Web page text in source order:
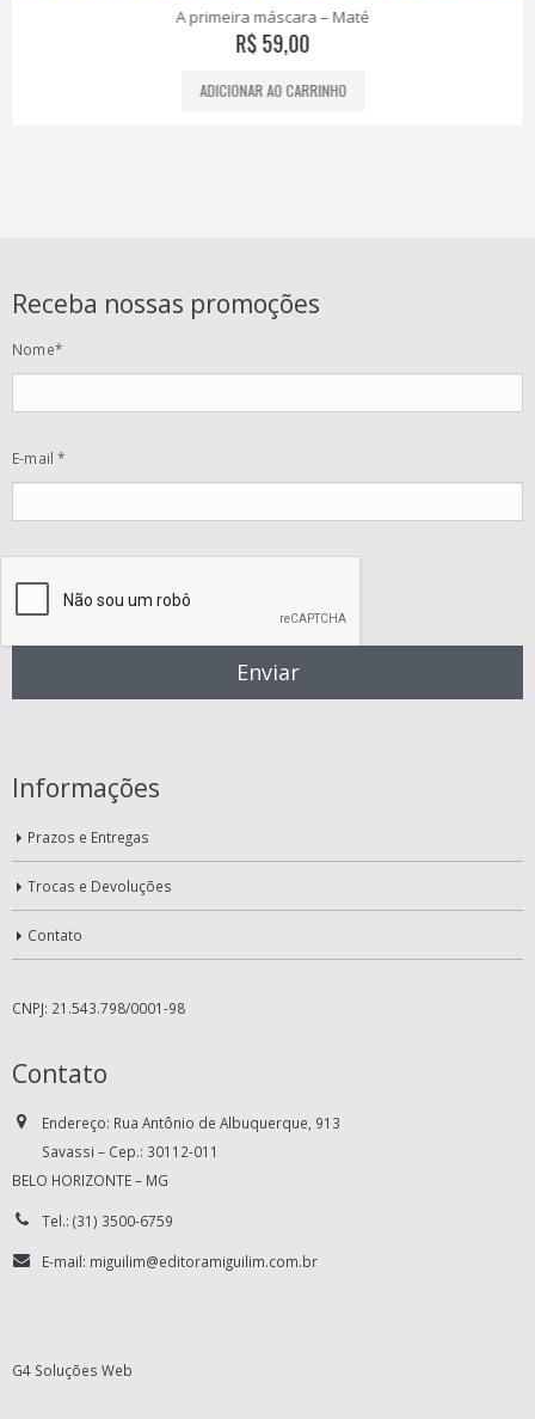
A primeira máscara – Maté
R$59,00
ADICIONAR AO CARRINHO
Receba nossas promoções
Nome*
E-mail *
Informações
Prazos e Entregas
Trocas e Devoluções
Contato
CNPJ: 21.543.798/0001-98
Contato
Endereço: Rua Antônio de Albuquerque, 913
Savassi – Cep.: 30112-011
BELO HORIZONTE – MG
Tel.: (31) 3500-6759
E-mail: miguilim@editoramiguilim.com.br
G4 Soluções Web